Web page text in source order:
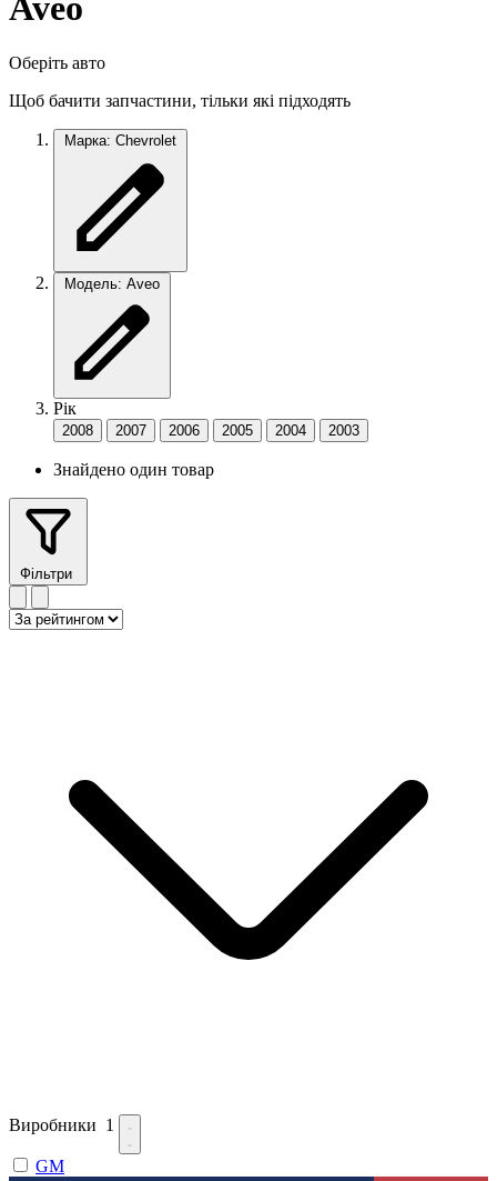
Aveo
Оберіть авто
Щоб бачити запчастини, тільки які підходять
Марка: Chevrolet
Модель: Aveo
Рік
2008 2007 2006 2005 2004 2003
Знайдено один товар
Фільтри
Виробники 1
GM